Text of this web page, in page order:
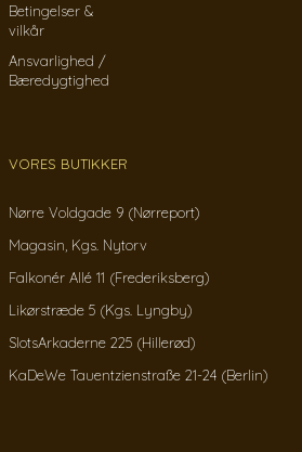
Betingelser &
vilkår
Ansvarlighed /
Bæredygtighed
VORES BUTIKKER
Nørre Voldgade 9 (Nørreport)
Magasin, Kgs. Nytorv
Falkonér Allé 11 (Frederiksberg)
Likørstræde 5 (Kgs. Lyngby)
SlotsArkaderne 225 (Hillerød)
KaDeWe Tauentzienstraße 21-24 (Berlin)